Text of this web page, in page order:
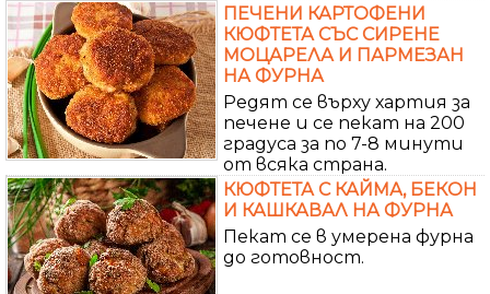
ПЕЧЕНИ КАРТОФЕНИ
КЮФТЕТА СЪС СИРЕНЕ
МОЦАРЕЛА И ПАРМЕЗАН
НА ФУРНА
Редят се върху хартия за
печене и се пекат на 200
градуса за по 7-8 минути
от всяка страна.
КЮФТЕТА С КАЙМА, БЕКОН
И КАШКАВАЛ НА ФУРНА
Пекат се в умерена фурна
до готовност.